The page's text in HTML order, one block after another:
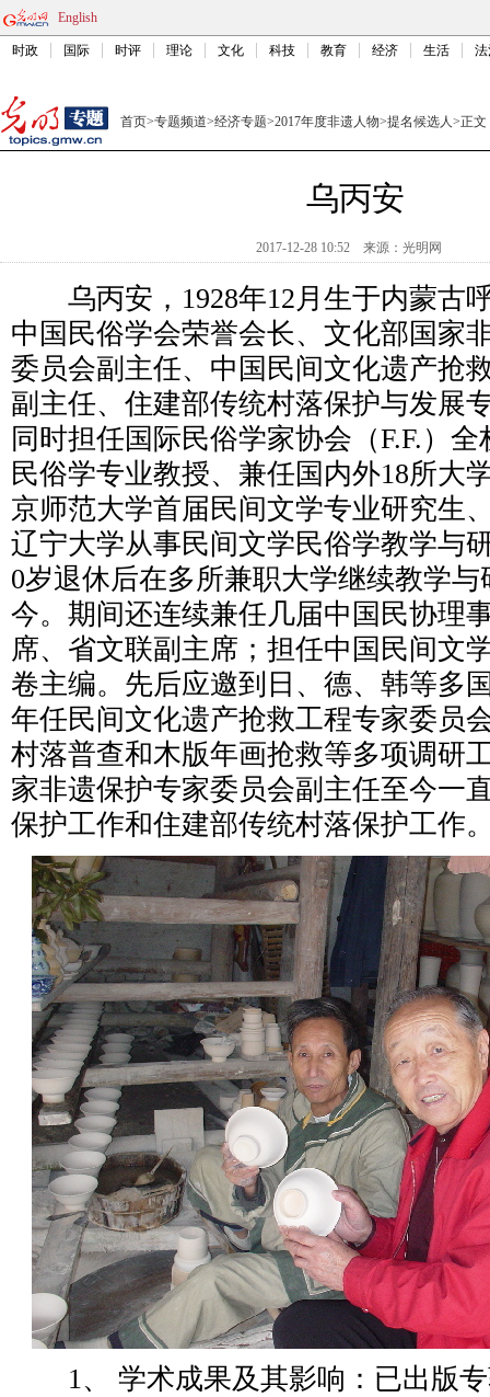
English
时政 国际 时评 理论 文化 科技 教育 经济 生活
首页>专题频道>经济专题>2017年度非遗人物>提名候选人>正文
乌丙安
2017-12-28 10:52 来源： 光明网
乌丙安，1928年12月生于内蒙古
中国民俗学会荣誉会长、文化部国家
委员会副主任、中国民间文化遗产抢
副主任、住建部传统村落保护与发展
同时担任国际民俗学家协会（F.F.）
民俗学专业教授、兼任国内外18所大
京师范大学首届民间文学专业研究生
辽宁大学从事民间文学民俗学教学与
0岁退休后在多所兼职大学继续教学与
今。期间还连续兼任几届中国民协理
席、省文联副主席；担任中国民间文
卷主编。先后应邀到日、德、韩等多
年任民间文化遗产抢救工程专家委员
村落普查和木版年画抢救等多项调研
家非遗保护专家委员会副主任至今一
保护工作和住建部传统村落保护工作
1、 学术成果及其影响：已出版专